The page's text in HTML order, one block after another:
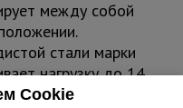
между собой
стали марки
нагрузку до 14
Cookie